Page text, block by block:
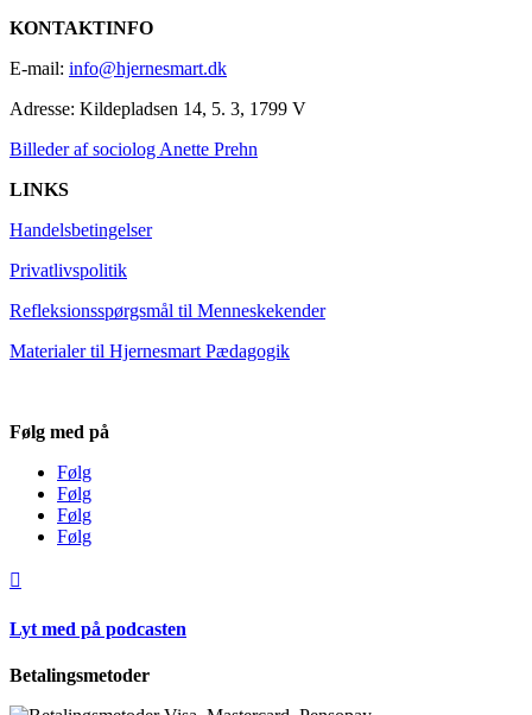
KONTAKTINFO
E-mail: info@hjernesmart.dk
Adresse: Kildepladsen 14, 5. 3, 1799 V
Billeder af sociolog Anette Prehn
LINKS
Handelsbetingelser
Privatlivspolitik
Refleksionsspørgsmål til Menneskekender
Materialer til Hjernesmart Pædagogik
Følg med på
Følg
Følg
Følg
Følg

Lyt med på podcasten
Betalingsmetoder